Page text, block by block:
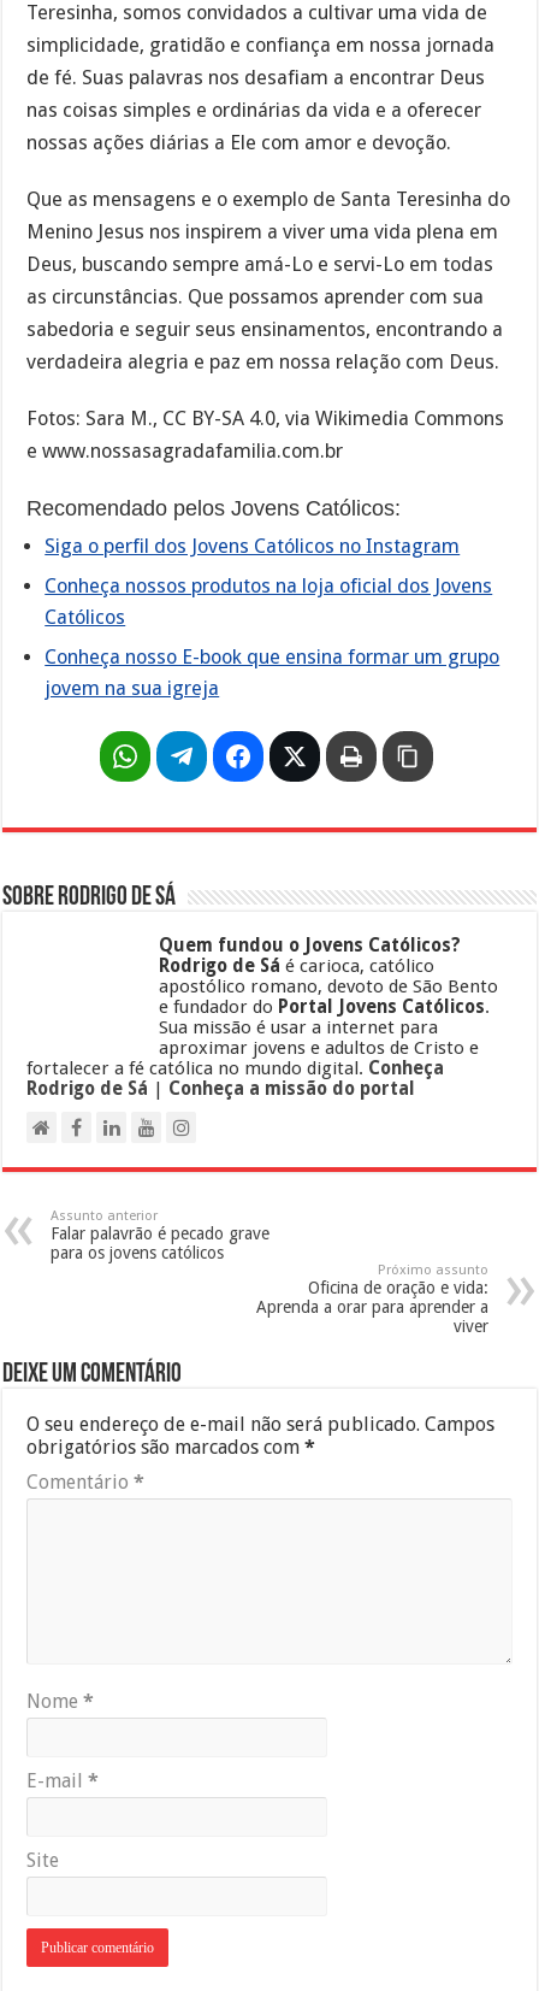
Teresinha, somos convidados a cultivar uma vida de
simplicidade, gratidão e confiança em nossa jornada
de fé. Suas palavras nos desafiam a encontrar Deus
nas coisas simples e ordinárias da vida e a oferecer
nossas ações diárias a Ele com amor e devoção.
Que as mensagens e o exemplo de Santa Teresinha do
Menino Jesus nos inspirem a viver uma vida plena em
Deus, buscando sempre amá-Lo e servi-Lo em todas
as circunstâncias. Que possamos aprender com sua
sabedoria e seguir seus ensinamentos, encontrando a
verdadeira alegria e paz em nossa relação com Deus.
Fotos: Sara M., CC BY-SA 4.0, via Wikimedia Commons
e www.nossasagradafamilia.com.br
Recomendado pelos Jovens Católicos:
Siga o perfil dos Jovens Católicos no Instagram
Conheça nossos produtos na loja oficial dos Jovens
Católicos
Conheça nosso E-book que ensina formar um grupo
jovem na sua igreja
Sobre Rodrigo de Sá
Quem fundou o Jovens Católicos?
Rodrigo de Sá é carioca, católico
apostólico romano, devoto de São Bento
e fundador do Portal Jovens Católicos.
Sua missão é usar a internet para
aproximar jovens e adultos de Cristo e
fortalecer a fé católica no mundo digital. Conheça
Rodrigo de Sá | Conheça a missão do portal
Assunto anterior
Falar palavrão é pecado grave
para os jovens católicos
Próximo assunto
Oficina de oração e vida:
Aprenda a orar para aprender a
viver
Deixe um comentário
O seu endereço de e-mail não será publicado. Campos
obrigatórios são marcados com*
Comentário*
Nome*
E-mail*
Site